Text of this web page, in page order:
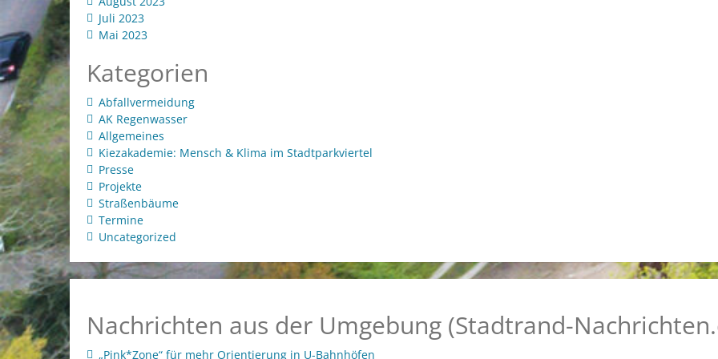
Juli 2023
Mai 2023
Kategorien
Abfallvermeidung
AK Regenwasser
Allgemeines
Kiezakademie: Mensch & Klima im Stadtparkviertel
Presse
Projekte
Straßenbäume
Termine
Uncategorized
Nachrichten aus der Umgebung (Stadtrand-
„Pink*Zone“ für mehr Orientierung in U-Bahnhöfen